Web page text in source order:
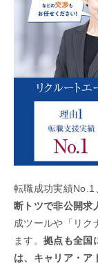
転職成功実績No.1
断トツで非公開求
成ツールや「リク
ます。拠点も全国
は、キャリア・ア